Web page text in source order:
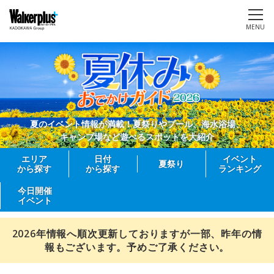
MENU
夏のイベント情報が満載！夏祭りやプール、海水浴場、
キャンプ場など遊べるスポットを大紹介
エリア
から探す
日付
から探す
夏祭り
イベント
ランキング
今日開催
イベント
2026年情報へ順次更新しておりますが一部、昨年の情
報もございます。予めご了承ください。